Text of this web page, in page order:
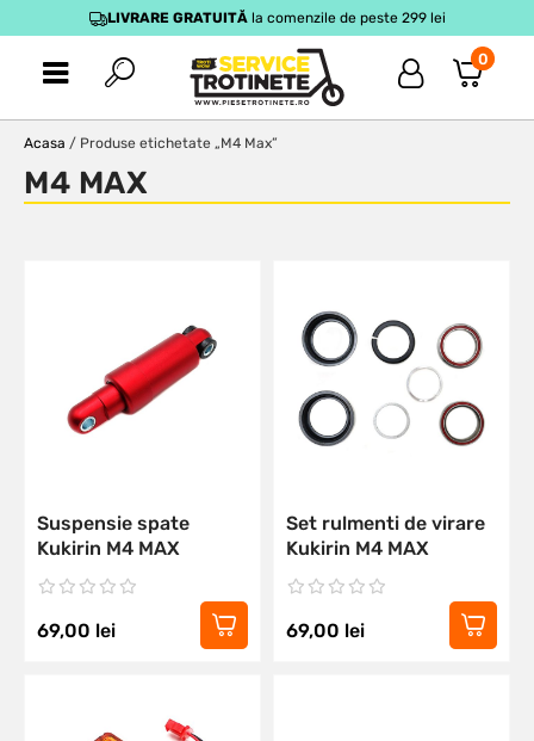
LIVRARE GRATUITĂla comenzile de peste 299 lei
0
Acasa / Produse etichetate „M4 Max”
M4 MAX
Suspensie spate
Kukirin M4 MAX
69,00 lei
Set rulmenti de virare
Kukirin M4 MAX
69,00 lei